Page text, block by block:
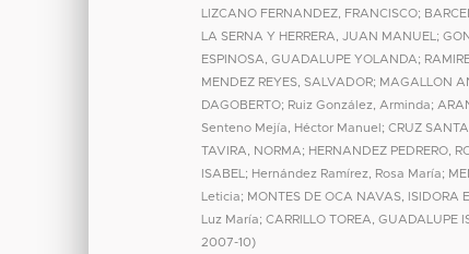
LIZCANO FERNANDEZ, FRANCISCO;
LA SERNA Y HERRERA, JUAN MANUEL ;
ESPINOSA, GUADALUPE YOLANDA;
MENDEZ REYES, SALVADOR; MAGALLON
DAGOBERTO; Ruiz González, Arminda;
Senteno Mejía, Héctor Manuel ;CRUZ
TAVIRA, NORMA; HERNANDEZ PEDRERO,
ISABEL ; Hernández Ramírez, Rosa María;
Leticia; MONTES DE OCA NAVAS, ISIDORA
Luz María;CARRILLO TOREA, GUADALUPE
2007-10)